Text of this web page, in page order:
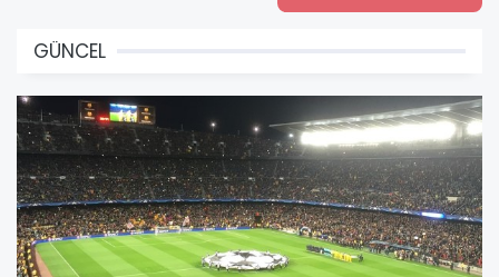
GÜNCEL